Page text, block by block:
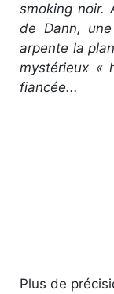
smoking noir.
de Dann,
arpente la
mystérieux «
fiancée...
Plus de